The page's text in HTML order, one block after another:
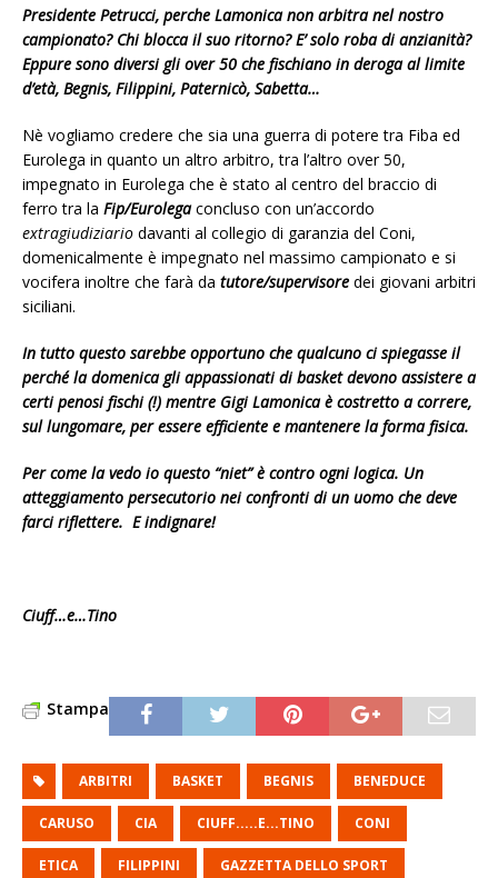
Presidente Petrucci, perche Lamonica non arbitra nel nostro
campionato? Chi blocca il suo ritorno? E’ solo roba di anzianità?
Eppure sono diversi gli over 50 che fischiano in deroga al limite
d’età, Begnis, Filippini, Paternicò, Sabetta…
Nè vogliamo credere che sia una guerra di potere tra Fiba ed
Eurolega in quanto un altro arbitro, tra l’altro over 50,
impegnato in Eurolega che è stato al centro del braccio di
ferro tra la Fip/Eurolega concluso con un’accordo
extragiudiziario davanti al collegio di garanzia del Coni,
domenicalmente è impegnato nel massimo campionato e si
vocifera inoltre che farà da tutore/supervisore dei giovani arbitri
siciliani.
In tutto questo sarebbe opportuno che qualcuno ci spiegasse il
perché la domenica gli appassionati di basket devono assistere a
certi penosi fischi (!) mentre Gigi Lamonica è costretto a correre,
sul lungomare, per essere efficiente e mantenere la forma fisica.
Per come la vedo io questo “niet” è contro ogni logica. Un
atteggiamento persecutorio nei confronti di un uomo che deve
farci riflettere. E indignare!
Ciuff…e…Tino
Stampa
ARBITRI BASKET BEGNIS BENEDUCE
CARUSO CIA CIUFF.....E...TINO CONI
ETICA FILIPPINI GAZZETTA DELLO SPORT